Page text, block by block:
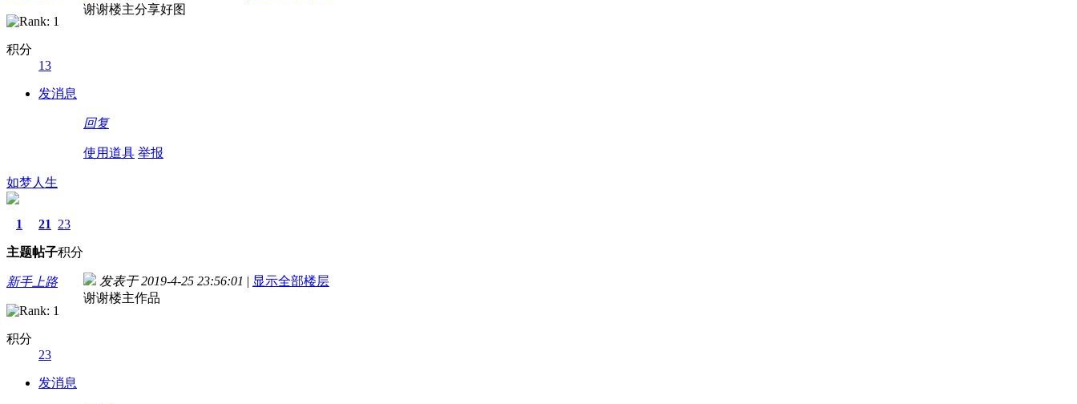
积分
13
发消息
谢谢楼主分享好图
回复
使用道具 举报
如梦人生
1
主题
21
帖子
23
积分
新手上路
积分
23
发消息
发表于 2019-4-25 23:56:01 | 显示全部楼层
谢谢楼主作品